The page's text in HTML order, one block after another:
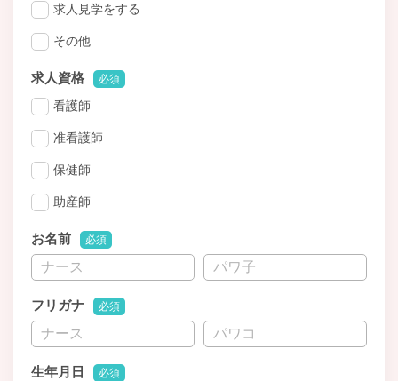
求人見学をする
その他
求人資格 必須
看護師
准看護師
保健師
助産師
お名前 必須
フリガナ 必須
生年月日 必須